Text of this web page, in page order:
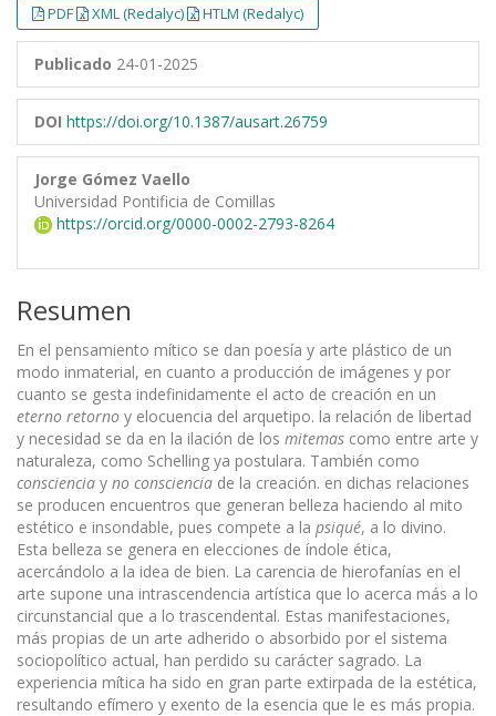
PDF XML (Redalyc) HTLM (Redalyc)
Publicado 24-01-2025
DOI https://doi.org/10.1387/ausart.26759
Jorge Gómez Vaello
Universidad Pontificia de Comillas
https://orcid.org/0000-0002-2793-8264
Resumen
En el pensamiento mítico se dan poesía y arte plástico de un
modo inmaterial, en cuanto a producción de imágenes y por
cuanto se gesta indefinidamente el acto de creación en un
eterno retorno y elocuencia del arquetipo. la relación de libertad
y necesidad se da en la ilación de los mitemas como entre arte y
naturaleza, como Schelling ya postulara. También como
consciencia y no consciencia de la creación. en dichas relaciones
se producen encuentros que generan belleza haciendo al mito
estético e insondable, pues compete a la psiqué, a lo divino.
Esta belleza se genera en elecciones de índole ética,
acercándolo a la idea de bien. La carencia de hierofanías en el
arte supone una intrascendencia artística que lo acerca más a lo
circunstancial que a lo trascendental. Estas manifestaciones,
más propias de un arte adherido o absorbido por el sistema
sociopolítico actual, han perdido su carácter sagrado. La
experiencia mítica ha sido en gran parte extirpada de la estética,
resultando efímero y exento de la esencia que le es más propia.